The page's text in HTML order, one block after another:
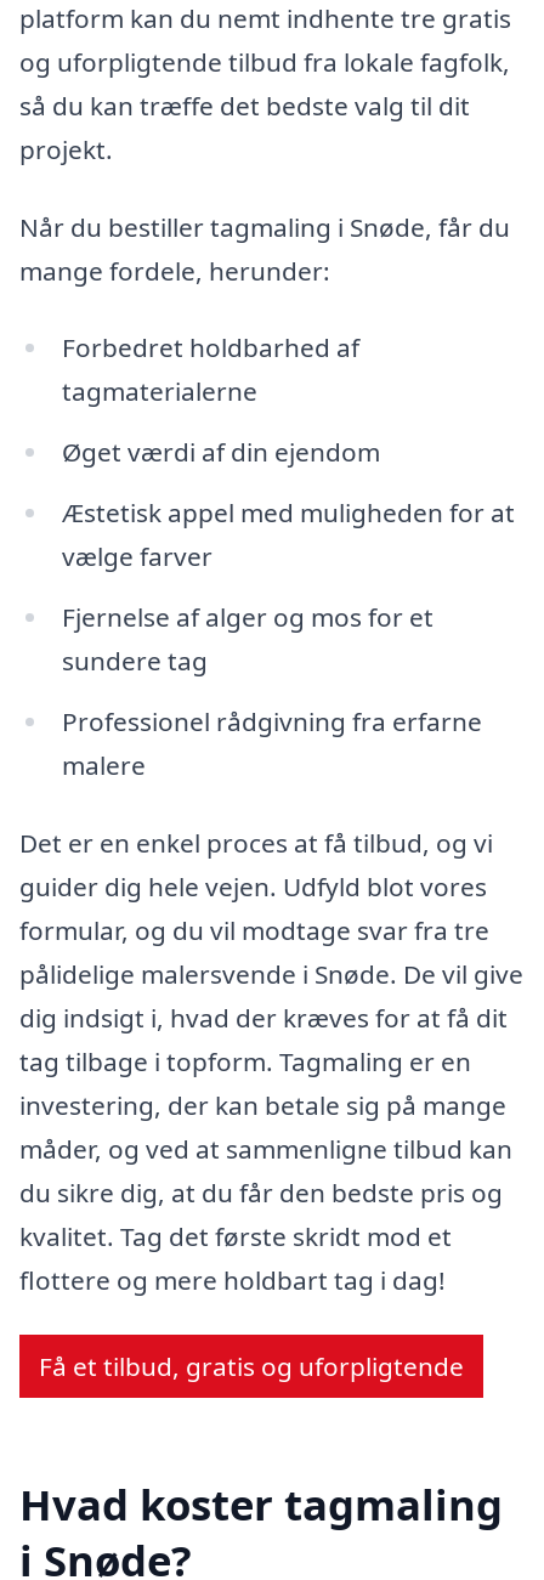
platform kan du nemt indhente tre gratis
og uforpligtende tilbud fra lokale fagfolk,
så du kan træffe det bedste valg til dit
projekt.
Når du bestiller tagmaling i Snøde, får du
mange fordele, herunder:
Forbedret holdbarhed af
tagmaterialerne
Øget værdi af din ejendom
Æstetisk appel med muligheden for at
vælge farver
Fjernelse af alger og mos for et
sundere tag
Professionel rådgivning fra erfarne
malere
Det er en enkel proces at få tilbud, og vi
guider dig hele vejen. Udfyld blot vores
formular, og du vil modtage svar fra tre
pålidelige malersvende i Snøde. De vil give
dig indsigt i, hvad der kræves for at få dit
tag tilbage i topform. Tagmaling er en
investering, der kan betale sig på mange
måder, og ved at sammenligne tilbud kan
du sikre dig, at du får den bedste pris og
kvalitet. Tag det første skridt mod et
flottere og mere holdbart tag i dag!
Få et tilbud, gratis og uforpligtende
Hvad koster tagmaling
i Snøde?